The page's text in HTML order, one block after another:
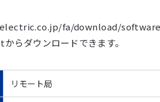
fa/download/
ダウンロードできます。
リモート局